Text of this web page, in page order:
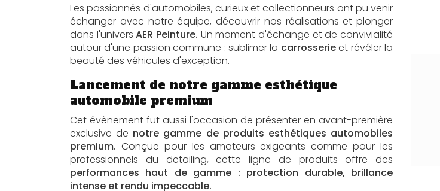
Les passionnés d'automobiles, curieux et collectionneurs ont pu venir
échanger avec notre équipe, découvrir nos réalisations et plonger
dans l'universAER Peinture. Un moment d'échange et de convivialité
autour d'une passion commune : sublimer la carrosserieet révéler la
beauté des véhicules d'exception.
Lancement de notre gamme esthétique
automobile premium
Cet évènement fut aussi l'occasion de présenter en avant-première
exclusive de notre gamme de produits esthétiques automobiles
premium. Conçue pour les amateurs exigeants comme pour les
professionnels du detailing, cette ligne de produits offre des
performances haut de gamme : protection durable, brillance
intense et rendu impeccable.